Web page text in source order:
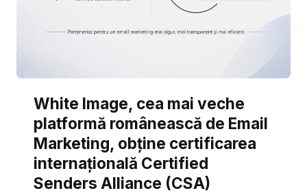
White Image, cea mai veche
platformă românească de Email
Marketing, obține certificarea
internațională Certified
Senders Alliance (CSA)